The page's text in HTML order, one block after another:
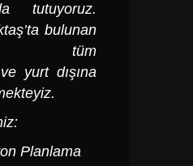
tutuyoruz.
bulunan
tüm
yurt dışına
Planlama